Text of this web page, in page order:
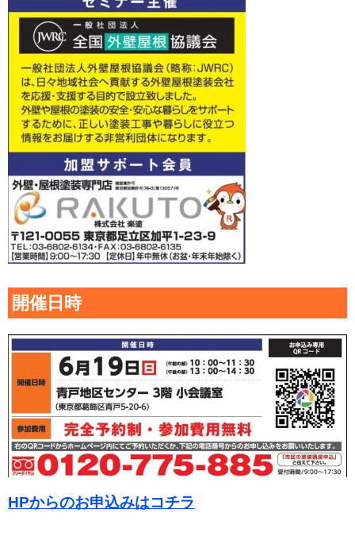
開催日時
HPからのお申込みはコチラ